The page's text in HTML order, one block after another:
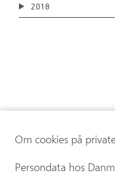
2018
Om cookies på
Persondata hos